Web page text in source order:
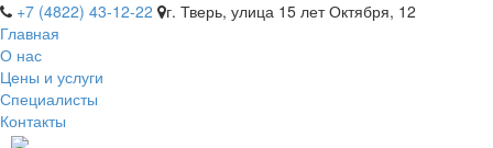
+7 (4822) 43-12-22
г. Тверь, улица 15 лет Октября, 12
Главная
О нас
Цены и услуги
Специалисты
Контакты